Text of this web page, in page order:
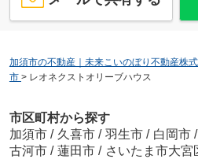
加須市の不動産｜未来こいのぼり不動産株
市 > レオネクストオリーブハウス
市区町村から探す
加須市 / 久喜市 / 羽生市 / 白岡市 /
古河市 / 蓮田市 / さいたま市大宮